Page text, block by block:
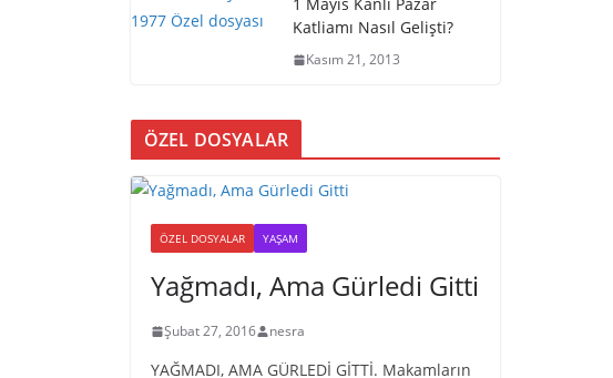
Katliamı Nasıl Gelişti?
Kasım 21, 2013
ÖZEL DOSYALAR
ÖZEL DOSYALAR YAŞAM
Yağmadı, Ama Gürledi Gitti
Şubat 27, 2016 nesra
YAĞMADI, AMA GÜRLEDİ GİTTİ. Makamların